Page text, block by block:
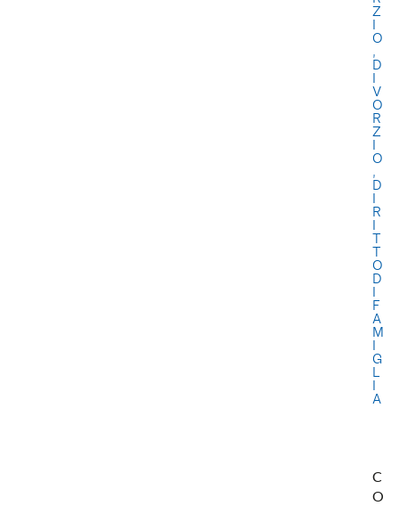
Z
I
O
,
D
I
V
O
R
Z
I
O
,
D
I
R
I
T
T
O
D
I
F
A
M
I
G
L
I
A
C
O